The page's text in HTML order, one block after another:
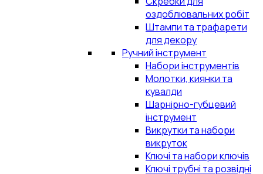
оздоблювальних робіт
Штампи та трафарети
для декору
Ручний інструмент
Набори інструментів
Молотки, киянки та
кувалди
Шарнірно-губцевий
інструмент
Викрутки та набори
викруток
Ключі та набори ключів
Ключі трубні та розвідні